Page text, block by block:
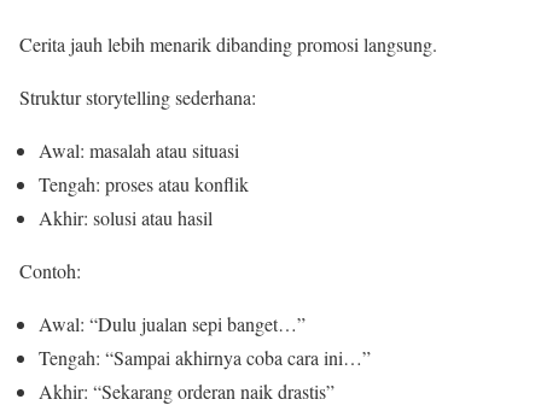
Cerita jauh lebih menarik dibanding promosi langsung.
Struktur storytelling sederhana:
Awal: masalah atau situasi
Tengah: proses atau konflik
Akhir: solusi atau hasil
Contoh:
Awal: “Dulu jualan sepi banget…”
Tengah: “Sampai akhirnya coba cara ini…”
Akhir: “Sekarang orderan naik drastis”